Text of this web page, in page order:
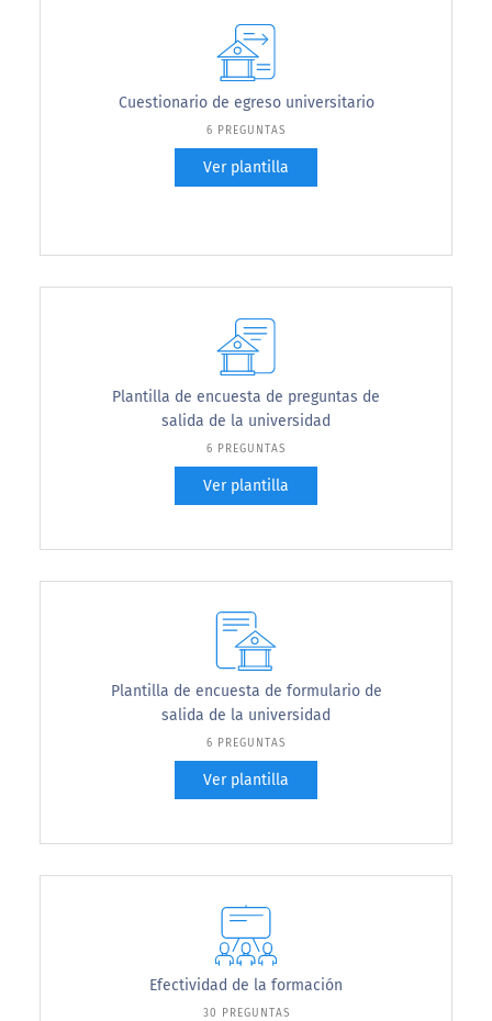
Cuestionario de egreso universitario
6 PREGUNTAS
Ver plantilla
Plantilla de encuesta de preguntas de
salida de la universidad
6 PREGUNTAS
Ver plantilla
Plantilla de encuesta de formulario de
salida de la universidad
6 PREGUNTAS
Ver plantilla
Efectividad de la formación
30 PREGUNTAS